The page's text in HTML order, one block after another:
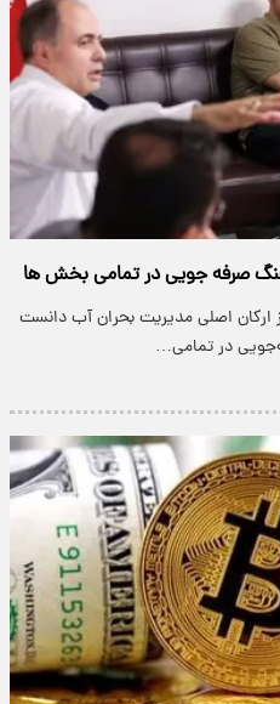
صرفه جویی در تمامی بخش ها
ارکان اصلی مدیریت بحران آب دانست
در تمامی…